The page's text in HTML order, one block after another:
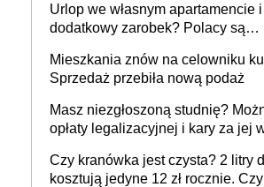
Urlop we własnym apartamencie i
dodatkowy zarobek? Polacy są
Mieszkania znów na celowniku
Sprzedaż przebiła nową podaż
Masz niezgłoszoną studnię?
opłaty legalizacyjnej i kary za jej
Czy kranówka jest czysta? 2 litry
kosztują jedyne 12 zł rocznie.